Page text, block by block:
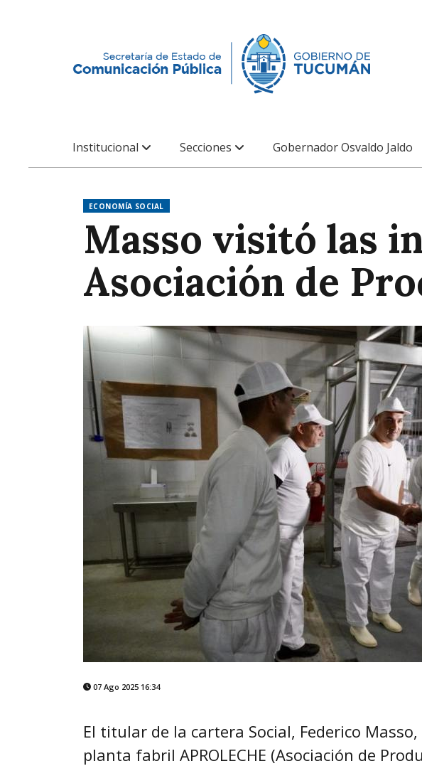
Institucional Secciones Gobernador Osvaldo Jaldo
ECONOMÍA SOCIAL
Masso visitó las
Asociación de
07 Ago 2025 16:34
El titular de la cartera Social, Federico
planta fabril APROLECHE (Asociación de